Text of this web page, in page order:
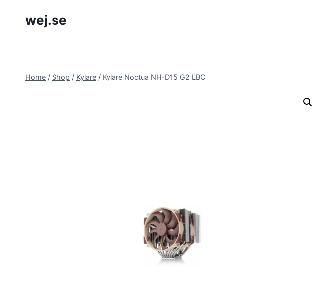
wej.se
Home / Shop / Kylare / Kylare Noctua NH-D15 G2 LBC